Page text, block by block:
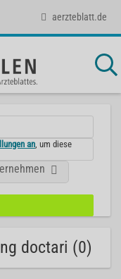
aerzteblatt.de
an , um diese
doctari (0)